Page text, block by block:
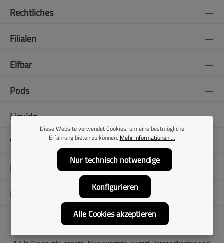
Rechtliches
Filialen
Elfbar
Pods
Liquids
Vapes
E-Zigaretten
Folge uns
Diese Website verwendet Cookies, um eine bestmögliche
Erfahrung bieten zu können. Mehr Informationen ...
Nur technisch notwendige
Konfigurieren
Alle Cookies akzeptieren